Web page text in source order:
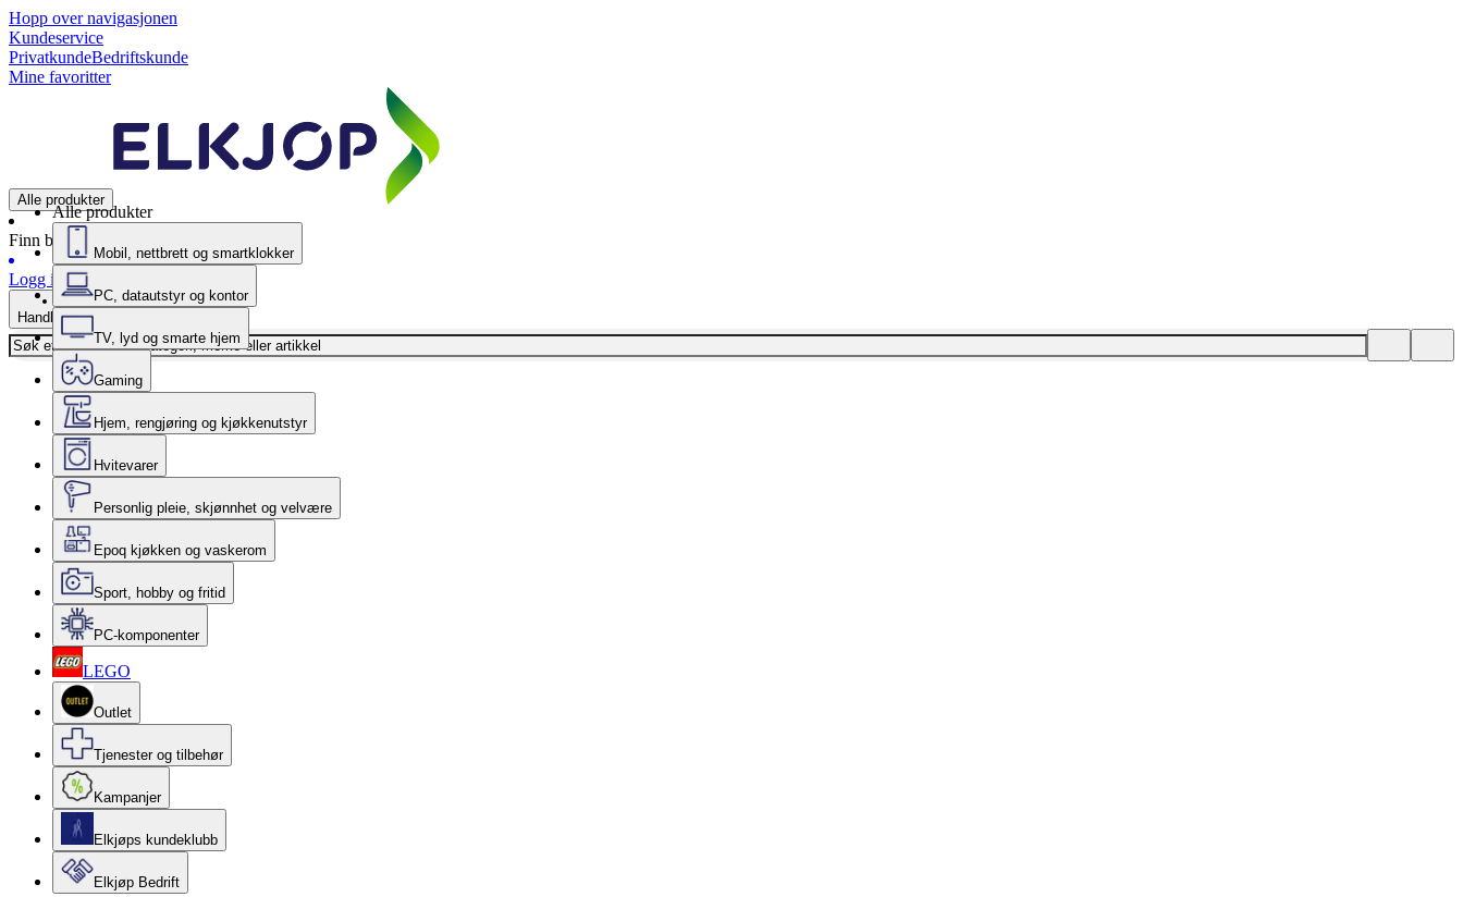
Hopp over navigasjonen
Kundeservice
PrivatkundeBedriftskunde
Mine favoritter
Alle produkter
Finn butikk
Logg inn
Handlekurv
Alle produkter
Mobil, nettbrett og smartklokker
PC, datautstyr og kontor
TV, lyd og smarte hjem
Gaming
Hjem, rengjøring og kjøkkenutstyr
Hvitevarer
Personlig pleie, skjønnhet og velvære
Epoq kjøkken og vaskerom
Sport, hobby og fritid
PC-komponenter
LEGO
Outlet
Tjenester og tilbehør
Kampanjer
Elkjøps kundeklubb
Elkjøp Bedrift